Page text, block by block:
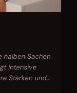
halben Sachen
intensive
Stärken und